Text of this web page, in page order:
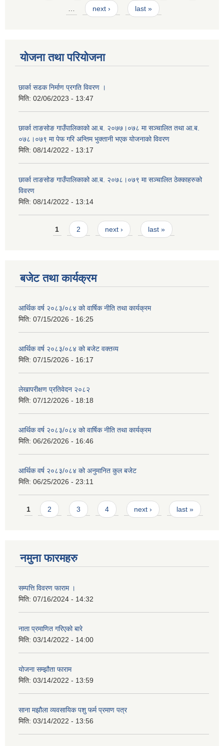
next › last »
योजना तथा परियोजना
छार्का सडक निर्माण प्रगति विवरण ।
मिति: 02/06/2023 - 13:47
छार्का ताङसोङ गाउँपालिकाको आ.ब. २०७७।०७८ मा सञ्चालित तथा आ.ब.
०७८।०७९ मा पेफ गरि अन्तिम भुक्तानी भएक योजनाको विवरण
मिति: 08/14/2022 - 13:17
छार्का ताङसोङ गाउँपालिकाको आ.ब. २०७८।०७९ मा सञ्चालित ठेक्काहरुको
विवरण
मिति: 08/14/2022 - 13:14
Pages1 2 next › last »
बजेट तथा कार्यक्रम
आर्थिक वर्ष २०८३/०८४ को वार्षिक नीति तथा कार्यक्रम
मिति: 07/15/2026 - 16:25
आर्थिक वर्ष २०८३/०८४ को बजेट वक्तव्य
मिति: 07/15/2026 - 16:17
लेखापरीक्षण प्रतिवेदन २०८२
मिति: 07/12/2026 - 18:18
आर्थिक वर्ष २०८३/०८४ को वार्षिक नीति तथा कार्यक्रम
मिति: 06/26/2026 - 16:46
आर्थिक वर्ष २०८३/०८४ को अनुमानित कुल बजेट
मिति: 06/25/2026 - 23:11
Pages
1 2 3 4 next › last »
नमुना फारमहरु
सम्पत्ति विवरण फाराम ।
मिति: 07/16/2024 - 14:32
नाता प्रमाणित गरिएको बारे
मिति: 03/14/2022 - 14:00
योजना सम्झौता फाराम
मिति: 03/14/2022 - 13:59
साना मझौला व्यवसायिक पशु फर्म प्रमाण पत्र
मिति: 03/14/2022 - 13:56